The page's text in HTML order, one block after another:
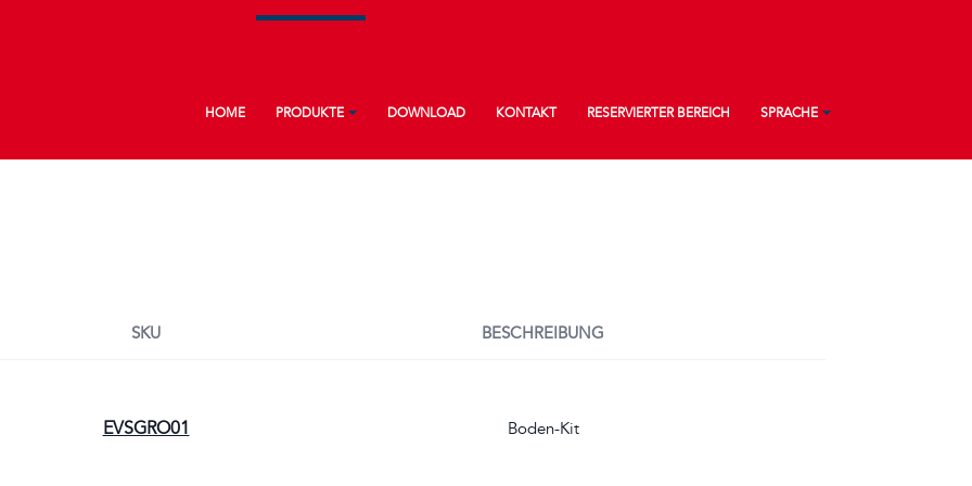
HOME PRODUKTE DOWNLOAD KONTAKT RESERVIERTER BEREICH SPRACHE
SKU BESCHREIBUNG
EVSGRO01 Boden-Kit